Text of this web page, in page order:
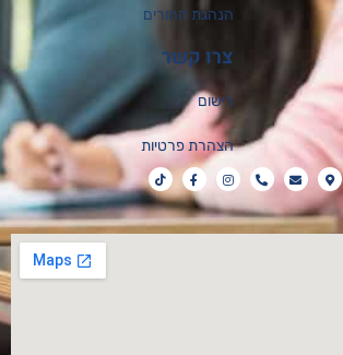
הנהגת ההורים
צרו קשר
רישום
הצהרת פרטיות